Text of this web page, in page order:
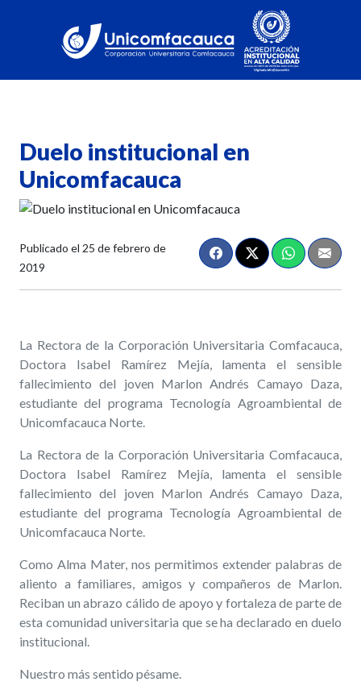
Duelo institucional en
Unicomfacauca
Publicado el 25 de febrero de
2019
La Rectora de la Corporación Universitaria Comfacauca,
Doctora Isabel Ramírez Mejía, lamenta el sensible
fallecimiento del joven Marlon Andrés Camayo Daza,
estudiante del programa Tecnología Agroambiental de
Unicomfacauca Norte.
La Rectora de la Corporación Universitaria Comfacauca,
Doctora Isabel Ramírez Mejía, lamenta el sensible
fallecimiento del joven Marlon Andrés Camayo Daza,
estudiante del programa Tecnología Agroambiental de
Unicomfacauca Norte.
Como Alma Mater, nos permitimos extender palabras de
aliento a familiares, amigos y compañeros de Marlon.
Reciban un abrazo cálido de apoyo y fortaleza de parte de
esta comunidad universitaria que se ha declarado en duelo
institucional.
Nuestro más sentido pésame.